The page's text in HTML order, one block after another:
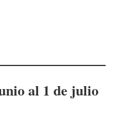
al 1 de julio